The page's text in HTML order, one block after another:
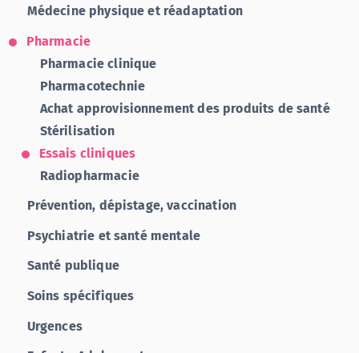
Médecine physique et réadaptation
Pharmacie
Pharmacie clinique
Pharmacotechnie
Achat approvisionnement des produits de santé
Stérilisation
Essais cliniques
Radiopharmacie
Prévention, dépistage, vaccination
Psychiatrie et santé mentale
Santé publique
Soins spécifiques
Urgences